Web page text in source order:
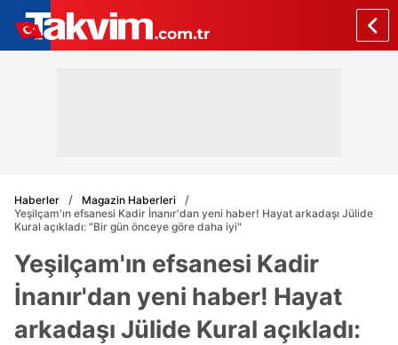
Haberler
Magazin Haberleri
Yeşilçam'ın efsanesi Kadir İnanır'dan yeni haber! Hayat arkadaşı Jülide
Kural açıkladı: "Bir gün önceye göre daha iyi"
Yeşilçam'ın efsanesi Kadir
İnanır'dan yeni haber! Hayat
arkadaşı Jülide Kural açıkladı: